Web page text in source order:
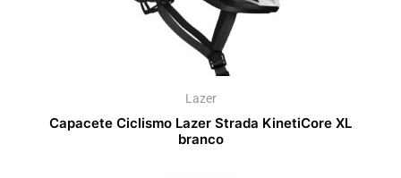
Lazer
Capacete Ciclismo Lazer Strada KinetiCore XL
branco